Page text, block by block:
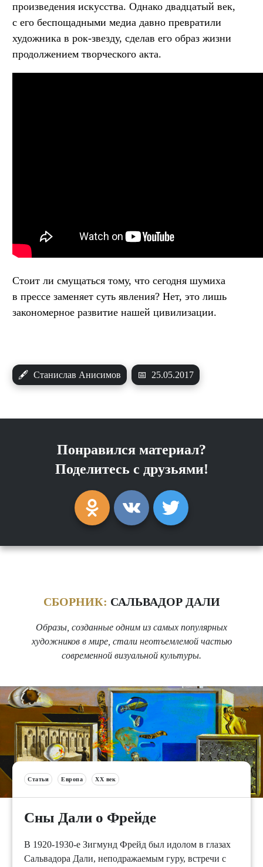
произведения искусства. Однако двадцатый век,
с его беспощадными медиа давно превратили
художника в рок-звезду, сделав его образ жизни
продолжением творческого акта.
Стоит ли смущаться тому, что сегодня шумиха
в прессе заменяет суть явления? Нет, это лишь
закономерное развитие нашей цивилизации.
🖋 Станислав Анисимов 📅 25.05.2017
Понравился материал?
Поделитесь с друзьями!
СБОРНИК: САЛЬВАДОР ДАЛИ
Образы, созданные одним из самых популярных
художников в мире, стали неотъемлемой частью
современной визуальной культуры.
Статьи Европа XX век
Сны Дали о Фрейде
В 1920-1930-е Зигмунд Фрейд был идолом в глазах
Сальвадора Дали, неподражаемым гуру, встречи с